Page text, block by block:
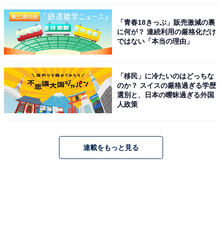
Amazonで見る
「青春18きっぷ」販売激減の裏
に何が？ 連続利用の厳格化だけ
ではない「本当の理由」
「移民」に冷たいのはどっちな
のか？ スイスの厳格過ぎる学歴
選別と、日本の曖昧過ぎる外国
人政策
連載をもっと見る